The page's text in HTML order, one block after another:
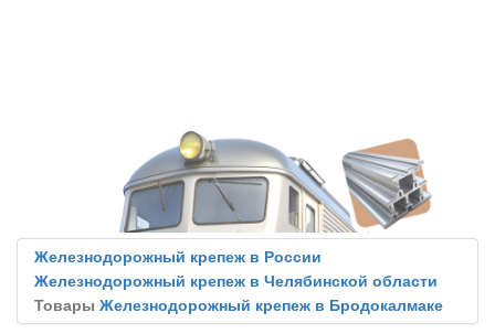
Железнодорожный крепеж в России
Железнодорожный крепеж в Челябинской области
Товары Железнодорожный крепеж в Бродокалмаке